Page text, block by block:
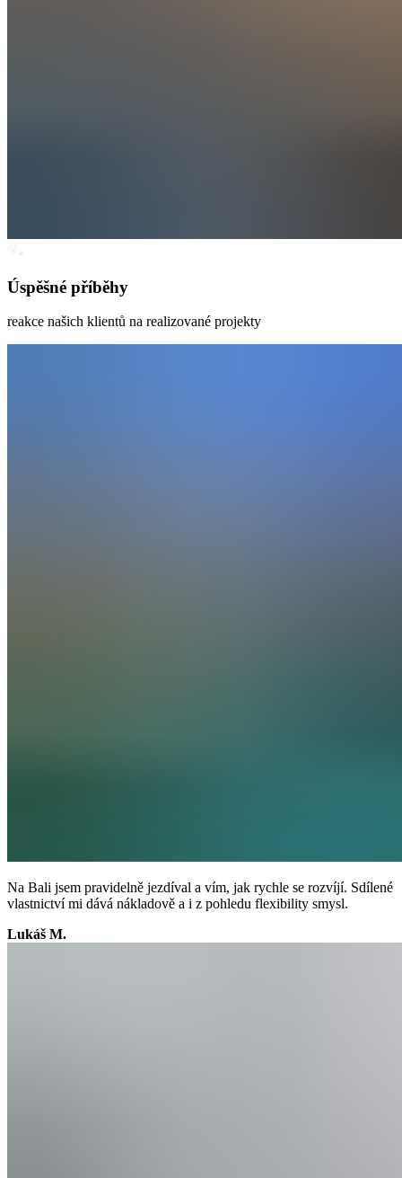
Úspěšné příběhy
reakce našich klientů na realizované projekty
Na Bali jsem pravidelně jezdíval a vím, jak rychle se rozvíjí. Sdílené
vlastnictví mi dává nákladově a i z pohledu flexibility smysl.
Lukáš M.